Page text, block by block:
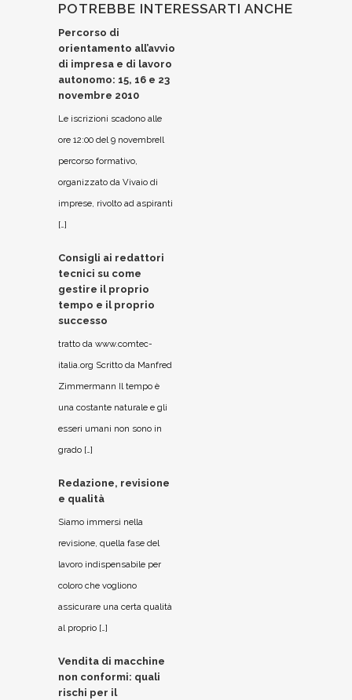
POTREBBE INTERESSARTI ANCHE
Percorso di
orientamento all’avvio
di impresa e di lavoro
autonomo: 15, 16 e 23
novembre 2010
Le iscrizioni scadono alle
ore 12:00 del 9 novembreIl
percorso formativo,
organizzato da Vivaio di
imprese, rivolto ad aspiranti
[…]
Consigli ai redattori
tecnici su come
gestire il proprio
tempo e il proprio
successo
tratto da www.comtec-
italia.org Scritto da Manfred
Zimmermann Il tempo è
una costante naturale e gli
esseri umani non sono in
grado […]
Redazione, revisione
e qualità
Siamo immersi nella
revisione, quella fase del
lavoro indispensabile per
coloro che vogliono
assicurare una certa qualità
al proprio […]
Vendita di macchine
non conformi: quali
rischi per il